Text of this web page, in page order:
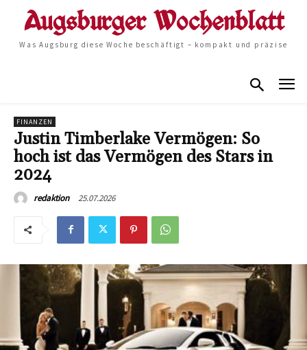
Was Augsburg diese Woche beschäftigt – kompakt und präzise
FINANZEN
Justin Timberlake Vermögen: So
hoch ist das Vermögen des Stars in
2024
redaktion 25.07.2026